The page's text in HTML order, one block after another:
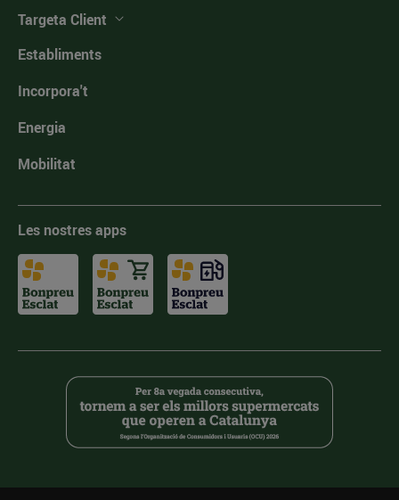
Targeta Client
Establiments
Incorpora't
Energia
Mobilitat
Les nostres apps